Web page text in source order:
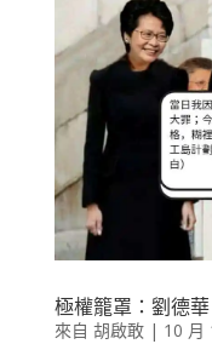
極權籠罩：劉德
來自 胡啟敢| 10 月